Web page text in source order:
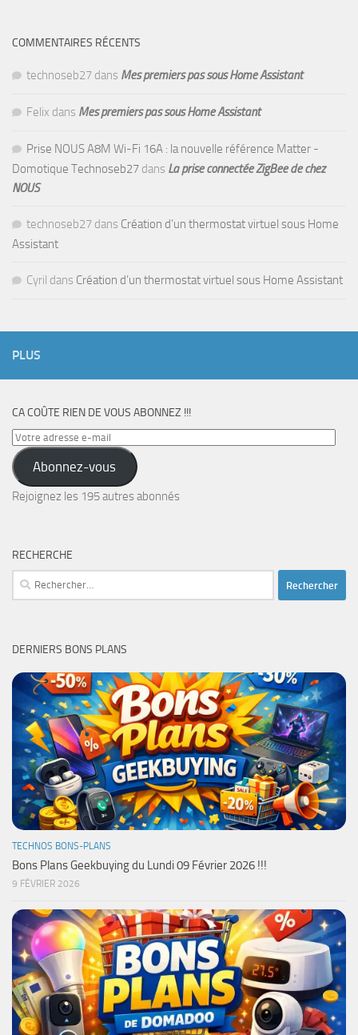
COMMENTAIRES RÉCENTS
technoseb27 dans Mes premiers pas sous Home Assistant
Felix dans Mes premiers pas sous Home Assistant
Prise NOUS A8M Wi-Fi 16A : la nouvelle référence Matter -
Domotique Technoseb27 dans La prise connectée ZigBee de chez
NOUS
technoseb27 dans Création d’un thermostat virtuel sous Home
Assistant
Cyril dans Création d’un thermostat virtuel sous Home Assistant
PLUS
CA COÛTE RIEN DE VOUS ABONNEZ !!!
Votre
adresse
e-
mail
Abonnez-vous
Rejoignez les 195 autres abonnés
RECHERCHE
Rechercher :
DERNIERS BONS PLANS
TECHNOS BONS-PLANS
Bons Plans Geekbuying du Lundi 09 Février 2026 !!!
9 FÉVRIER 2026